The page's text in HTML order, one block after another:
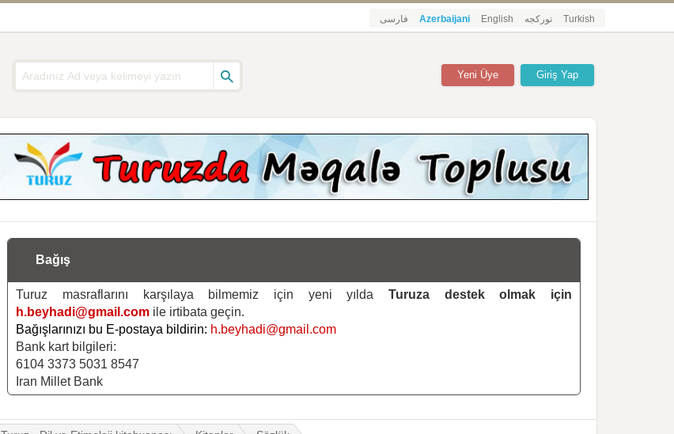
فارسی Azerbaijani English تورکجه Turkish
Giriş Yap
Yeni Üye
Bağış
Turuz masraflarını karşılaya bilmemiz için yeni yıldaTuruza destek olmak için
h.beyhadi@gmail.com ile irtibata geçin.
Bağışlarınızı bu E-postaya bildirin: h.beyhadi@gmail.com
Bank kart bilgileri:
6104 3373 5031 8547
Iran Millet Bank